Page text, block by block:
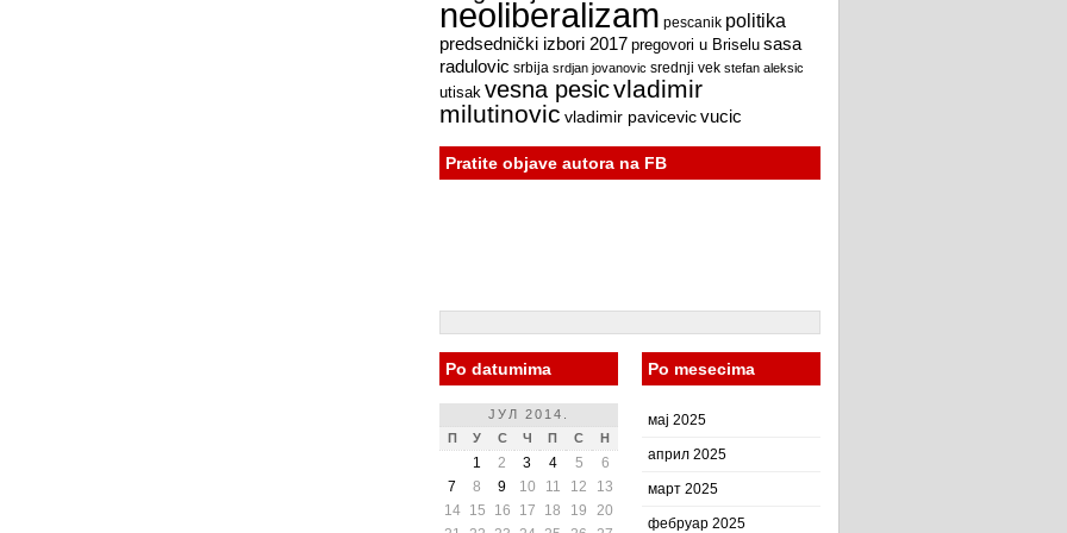
neoliberalizam pescanik politika
predsednički izbori 2017 pregovori u Briselu sasa
radulovic srbija srdjan jovanovic srednji vek stefan aleksic
utisak vesna pesicvladimir
milutinovic vladimir pavicevicvucic
Pratite objave autora na FB
Po datumima
ЈУЛ 2014.
П
У С Ч П С Н
1 2 3 4 5
6
7
8 9 10 11 12
13
14
15 16 17 18 19
20
Po mesecima
мај 2025
април 2025
март 2025
фебруар 2025